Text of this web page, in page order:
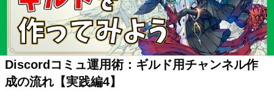
Discordコミュ運用術：ギルド用チャンネル作
成の流れ【実践編4】